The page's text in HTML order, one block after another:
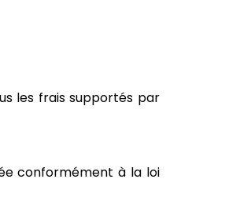
les frais supportés par
conformément à la loi